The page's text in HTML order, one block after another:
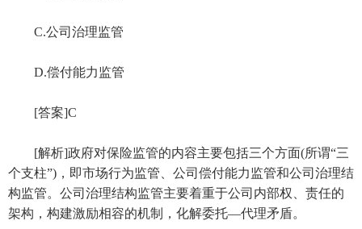
C.公司治理监管
D.偿付能力监管
[答案]C
[解析]政府对保险监管的内容主要包括三个方面(所谓“三
个支柱”)，即市场行为监管、公司偿付能力监管和公司治理结
构监管。公司治理结构监管主要着重于公司内部权、责任的
架构，构建激励相容的机制，化解委托—代理矛盾。